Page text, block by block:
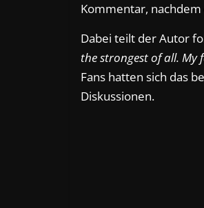
Kommentar,
Dabei teilt der Autor
the strongest of all. My
Fans hatten sich das
Diskussionen.